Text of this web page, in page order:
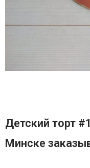
Детский торт
Минске